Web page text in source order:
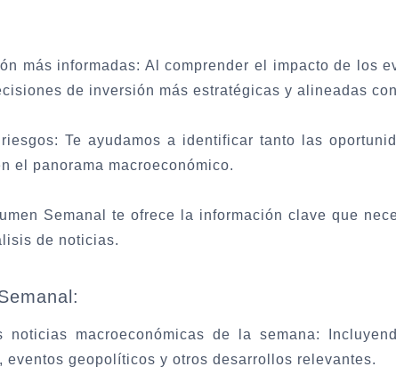
más informadas: Al comprender el impacto de los
de inversión más estratégicas y alineadas
Te ayudamos a identificar tanto las
el panorama macroeconómico.
Semanal te ofrece la información clave que
de noticias.
macroeconómicas de la semana:
geopolíticos y otros desarrollos relevantes.